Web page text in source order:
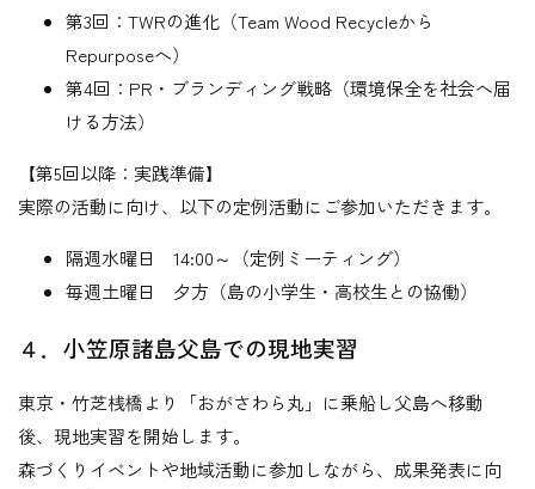
第3回：TWRの進化（Team Wood Recycleから
Repurposeへ）
第4回：PR・ブランディング戦略（環境保全を社会へ届
ける方法）
【第5回以降：実践準備】
実際の活動に向け、以下の定例活動にご参加いただきます。
隔週水曜日 14:00～（定例ミーティング）
毎週土曜日 夕方（島の小学生・高校生との協働）
４．小笠原諸島父島での現地実習
東京・竹芝桟橋より「おがさわら丸」に乗船し父島へ移動
後、現地実習を開始します。
森づくりイベントや地域活動に参加しながら、成果発表に向